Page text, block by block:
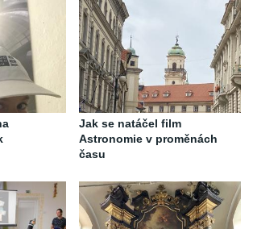
Jak se natáčel film
Astronomie v proměnách
času